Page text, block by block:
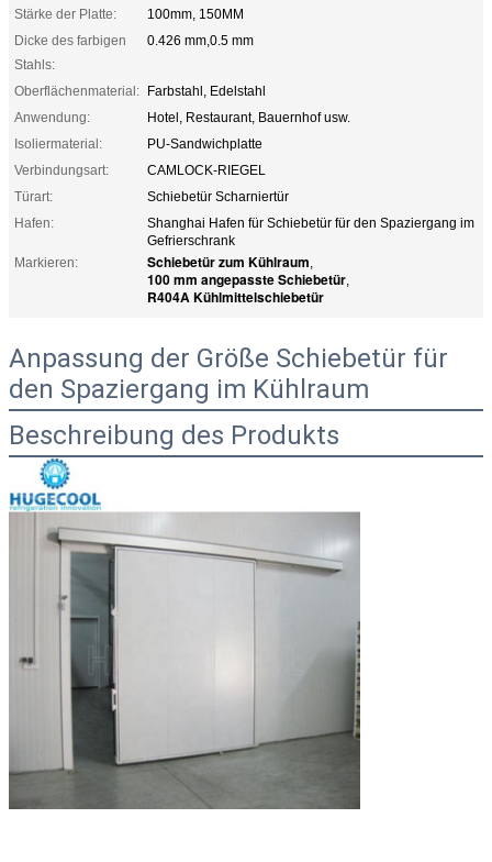
Stärke der Platte:
100mm, 150MM
Dicke des farbigen
Stahls:
0.426 mm,0.5 mm
Oberflächenmaterial: Farbstahl, Edelstahl
Anwendung:
Hotel, Restaurant, Bauernhof usw.
Isoliermaterial:
PU-Sandwichplatte
Verbindungsart:
CAMLOCK-RIEGEL
Türart:
Schiebetür Scharniertür
Hafen:
Shanghai Hafen für Schiebetür für den Spaziergang im
Gefrierschrank
Markieren:
Schiebetür zum Kühlraum,
100 mm angepasste Schiebetür,
R404A Kühlmittelschiebetür
Anpassung der Größe Schiebetür für
den Spaziergang im Kühlraum
Beschreibung des Produkts